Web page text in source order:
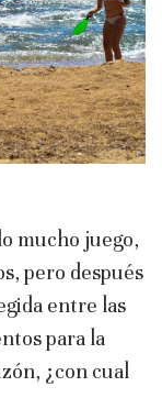
mucho juego,
pero después
entre las
para la
¿con cual